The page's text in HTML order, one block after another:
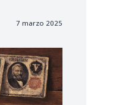
7 marzo 2025